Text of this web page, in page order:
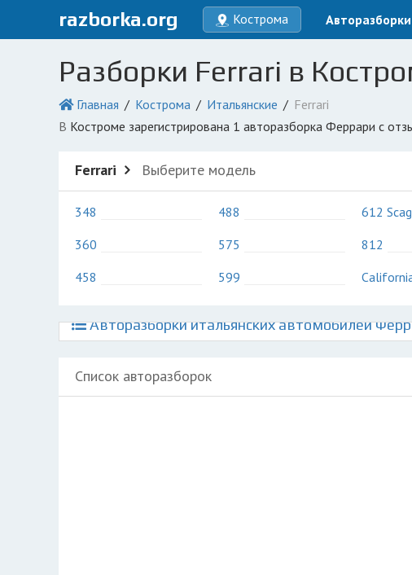
razborka.org Кострома Авторазборки
Разборки Ferrari в
Главная Кострома Итальянские
Ferrari
в Костроме зарегистрирована 1 авторазборка Феррари с
Ferrari Выберите модель
348
360
458
488
575
599
612
812
Авторазборки итальянских автомобилей
Список авторазборок